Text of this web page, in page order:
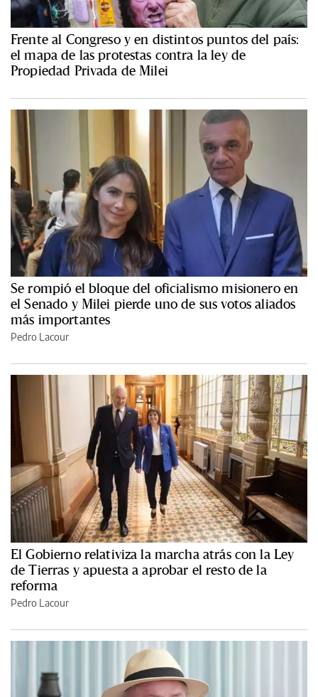
Frente al Congreso y en distintos puntos del país:
el mapa de las protestas contra la ley de
Propiedad Privada de Milei
Se rompió el bloque del oficialismo misionero en
el Senado y Milei pierde uno de sus votos aliados
más importantes
Pedro Lacour
El Gobierno relativiza la marcha atrás con la Ley
de Tierras y apuesta a aprobar el resto de la
reforma
Pedro Lacour